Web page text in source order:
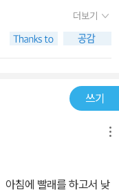
방관 아저씨들에게감사
조하는 소방관들의 모
곁에서 없어서는 안
수가 넘어졌어요!""비
로 출동하겠습니다!도
쩍, 서에 번쩍!바빠도 너
소방관이 되려면 필요
구한다는 것은 그만
기 때문이겠지요? 이 책
있음을 알게 되었다.소
접하며 많은 지식을
며 ㅋㅋㅋㅋㅋㅋㅋ글
방차, 사고 현장의 사진
받아들일 수 있도록 해
를 보면 책에 수
해하는 데 도움이 되었
할 것 같다.우리 아이처
더보기
쓰기
침에 빨래를 하고서 낮